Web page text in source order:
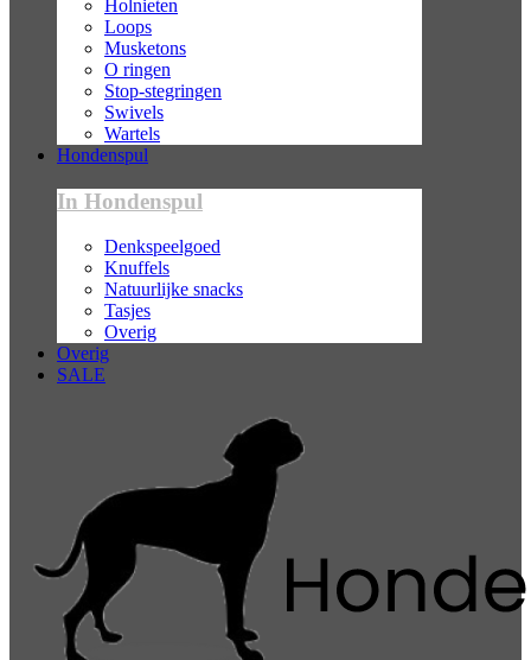
Holnieten
Loops
Musketons
O ringen
Stop-stegringen
Swivels
Wartels
Hondenspul
In Hondenspul
Denkspeelgoed
Knuffels
Natuurlijke snacks
Tasjes
Overig
Overig
SALE